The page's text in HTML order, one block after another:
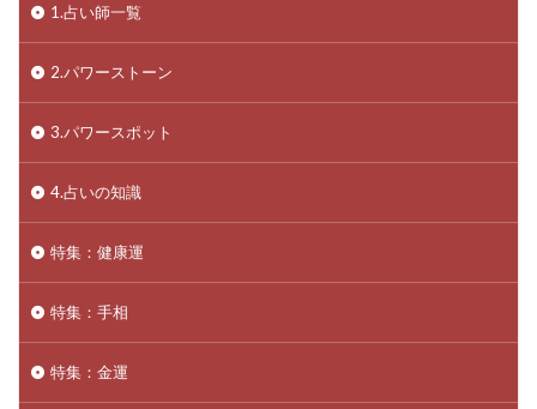
1.占い師一覧
2.パワーストーン
3.パワースポット
4.占いの知識
特集：健康運
特集：手相
特集：金運